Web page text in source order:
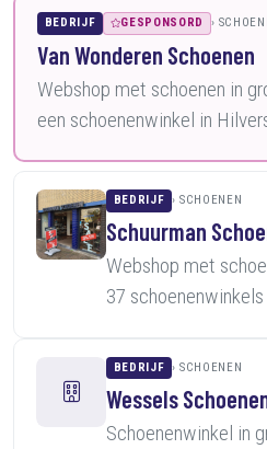
BEDRIJF GESPONSORD
Van Wonderen Schoenen
Webshop met schoenen in
een schoenenwinkel in
BEDRIJF SCHOENEN
Schuurman
Webshop met
37 schoenenwinkels
BEDRIJF SCHOENEN
Wessels
Schoenenwinkel in